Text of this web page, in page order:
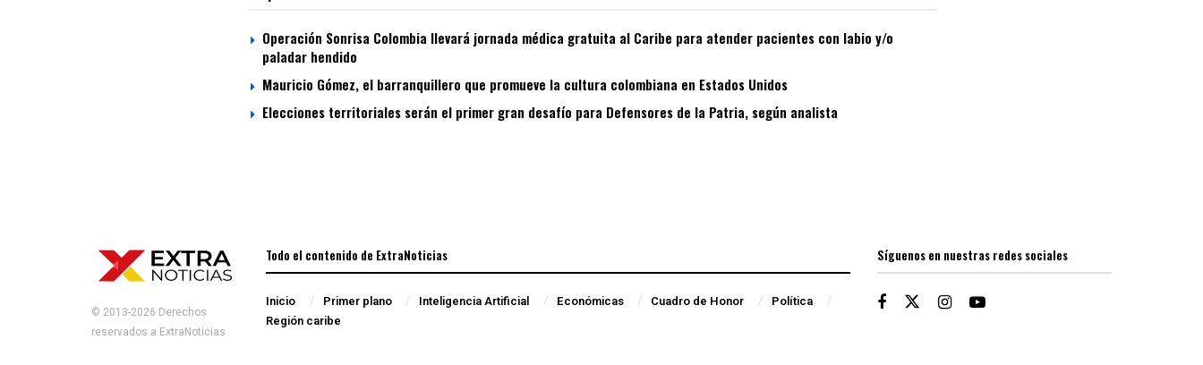
Operación Sonrisa Colombia llevará jornada médica gratuita al Caribe para atender pacientes con labio y/o
paladar hendido
Mauricio Gómez, el barranquillero que promueve la cultura colombiana en Estados Unidos
Elecciones territoriales serán el primer gran desafío para Defensores de la Patria, según analista
© 2013-2026 Derechos
reservados a ExtraNoticias
Todo el contenido de ExtraNoticias
Inicio Primer plano Inteligencia Artificial Económicas Cuadro de Honor
Política
Región caribe
Síguenos en nuestras redes sociales